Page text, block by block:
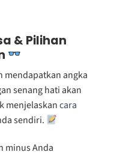
& Pilihan
mendapatkan angka
senang hati akan
menjelaskancara
sendiri.
minus Anda